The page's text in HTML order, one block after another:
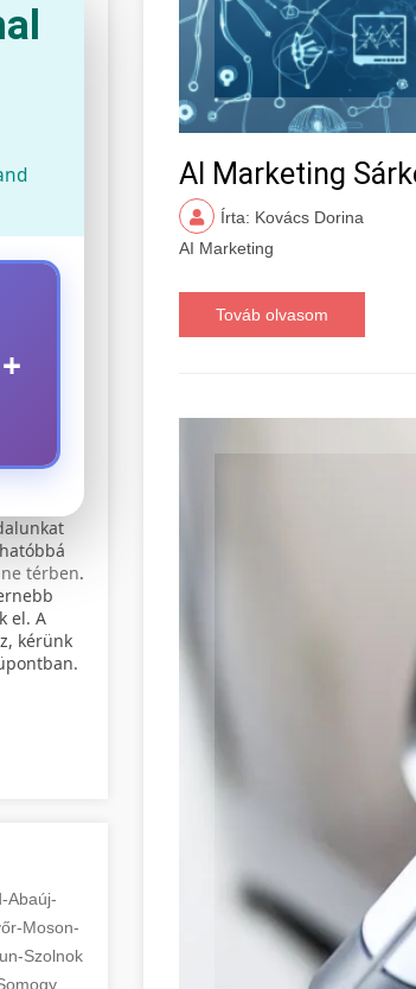
+
+
and
for
+
térben.
el. A
kérünk
Abaúj-
Moson-
Szolnok
AI Marketing
Írta: Kovács Dorina
AI Marketing
Továb olvasom